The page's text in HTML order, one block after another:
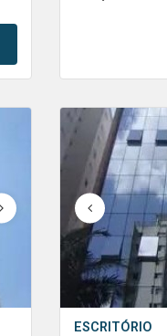
ESCRITÓRIO